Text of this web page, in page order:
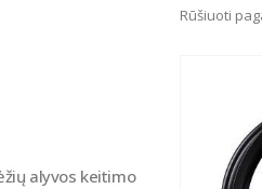
Rūšiuoti
alyvos keitimo